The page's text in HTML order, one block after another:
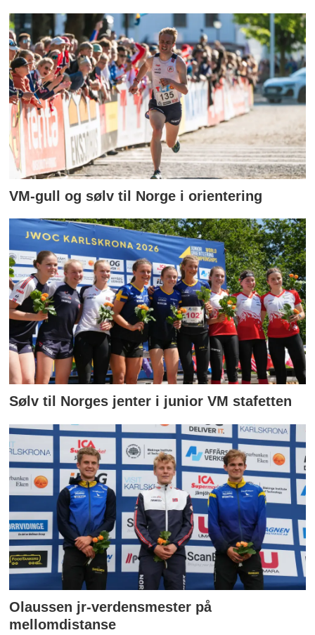
VM-gull og sølv til Norge i orientering
Sølv til Norges jenter i junior VM stafetten
Olaussen jr-verdensmester på
mellomdistanse